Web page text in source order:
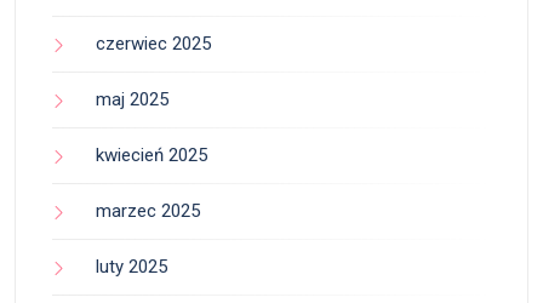
czerwiec 2025
maj 2025
kwiecień 2025
marzec 2025
luty 2025